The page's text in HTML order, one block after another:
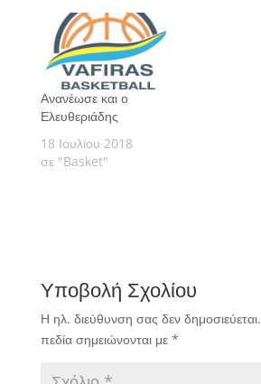
Ανανέωσε και ο
Ελευθεριάδης
18 Ιουλίου 2018
σε "Basket"
Υποβολή Σχολίου
Η ηλ. διεύθυνση σας δεν δημοσιεύεται.
πεδία σημειώνονται με *